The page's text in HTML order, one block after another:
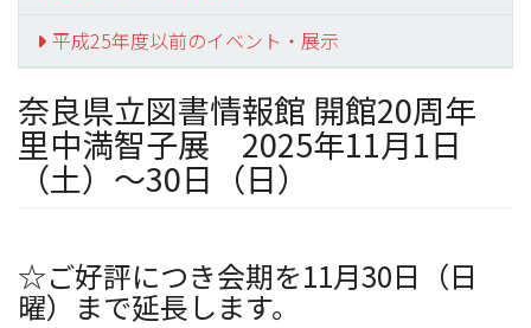
平成25年度以前のイベント・展示
奈良県立図書情報館 開館20周年
里中満智子展 2025年11月1日
（土）～30日（日）
☆ご好評につき会期を11月30日（日
曜）まで延長します。